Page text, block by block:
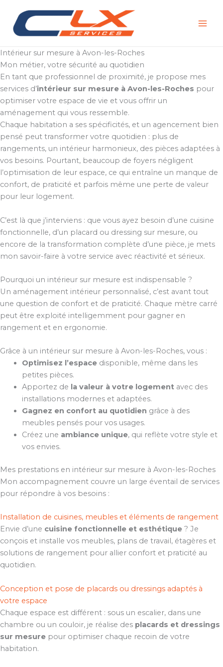
contenu
Intérieur sur mesure à Avon-les-Roches
Mon métier, votre sécurité au quotidien
En tant que professionnel de proximité, je propose mes
services d’intérieur sur mesure à Avon-les-Roches pour
optimiser votre espace de vie et vous offrir un
aménagement qui vous ressemble.
Chaque habitation a ses spécificités, et un agencement bien
pensé peut transformer votre quotidien : plus de
rangements, un intérieur harmonieux, des pièces adaptées à
vos besoins. Pourtant, beaucoup de foyers négligent
l’optimisation de leur espace, ce qui entraîne un manque de
confort, de praticité et parfois même une perte de valeur
pour leur logement.
C’est là que j’interviens : que vous ayez besoin d’une cuisine
fonctionnelle, d’un placard ou dressing sur mesure, ou
encore de la transformation complète d’une pièce, je mets
mon savoir-faire à votre service avec réactivité et sérieux.
Pourquoi un intérieur sur mesure est indispensable ?
Un aménagement intérieur personnalisé, c’est avant tout
une question de confort et de praticité. Chaque mètre carré
peut être exploité intelligemment pour gagner en
rangement et en ergonomie.
Grâce à un intérieur sur mesure à Avon-les-Roches, vous :
Optimisez l’espacedisponible, même dans les
petites pièces.
Apportez de la valeur à votre logementavec des
installations modernes et adaptées.
Gagnez en confort au quotidien grâce à des
meubles pensés pour vos usages.
Créez une ambiance unique, qui reflète votre style et
vos envies.
Mes prestations en intérieur sur mesure à Avon-les-Roches
Mon accompagnement couvre un large éventail de services
pour répondre à vos besoins :
Installation de cuisines, meubles et éléments de rangement
Envie d’une cuisine fonctionnelle et esthétique ? Je
conçois et installe vos meubles, plans de travail, étagères et
solutions de rangement pour allier confort et praticité au
quotidien.
Conception et pose de placards ou dressings adaptés à
votre espace
Chaque espace est différent : sous un escalier, dans une
chambre ou un couloir, je réalise des placards et dressings
sur mesure pour optimiser chaque recoin de votre
habitation.